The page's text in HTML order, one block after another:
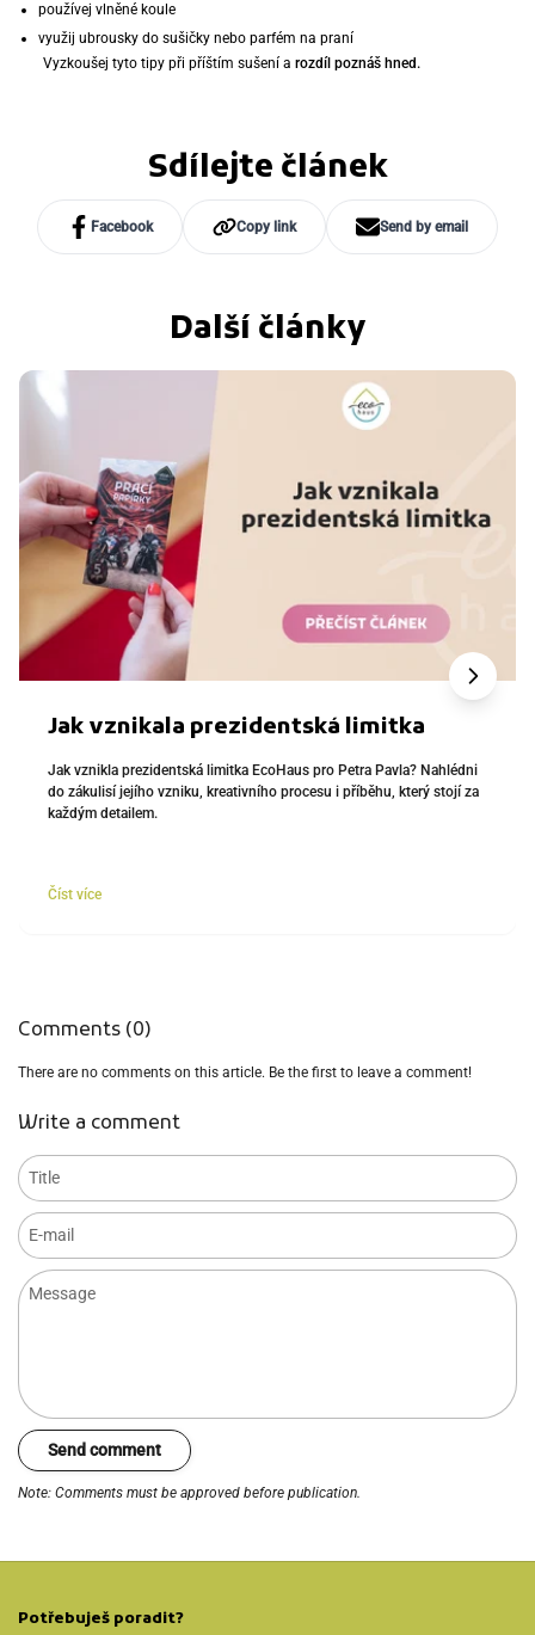
používej vlněné koule
využij ubrousky do sušičky nebo parfém na praní
Vyzkoušej tyto tipy při příštím sušení a rozdíl poznáš hned.
Sdílejte článek
Facebook Copy link Send by email
Další články
Jak vznikala prezidentská limitka
Jak vznikla prezidentská limitka EcoHaus pro Petra Pavla? Nahlédni
do zákulisí jejího vzniku, kreativního procesu i příběhu, který stojí za
každým detailem.
Číst více
Comments (0)
There are no comments on this article. Be the first to leave a comment!
Write a comment
Title
E-mail
Message
Send comment
Note: Comments must be approved before publication.
Potřebuješ poradit?